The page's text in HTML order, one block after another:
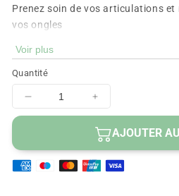
solde
Prenez soin de vos articulations et
vos ongles
350g
Voir plus
Quantité
Diminuer
la
pour
Ana
María
Augmenter
la
quantité
pour
Ana
María
AJOUTER